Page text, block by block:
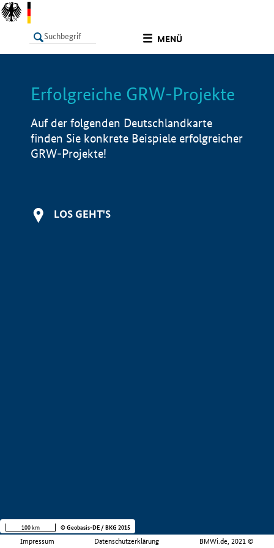
MENÜ
LISTE Info
Erfolgreiche GRW-Projekte
Auf der folgenden Deutschlandkarte
finden Sie konkrete Beispiele erfolgreicher
GRW-Projekte!
LOS GEHT'S
Impressum Datenschutzerklärung BMWi.de, 2021 ©
100 km © Geobasis-DE / BKG 2015